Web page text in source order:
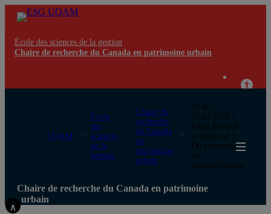
École des sciences de la gestion
Chaire de recherche du Canada en patrimoine urbain
UQAM
École
des
sciences
de la
gestion
Chaire de
recherche
du Canada
en
patrimoine
urbain
SSAC-
SEAC2022 |
From Revival
to Renewal /
Du renouveau
au
renouvellement
Chaire de recherche du Canada en patrimoine
urbain